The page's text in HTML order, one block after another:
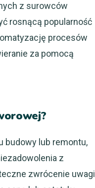
z surowców
rosnącą popularność
procesów
za pomocą
budowy lub remontu,
z
zwrócenie uwagi